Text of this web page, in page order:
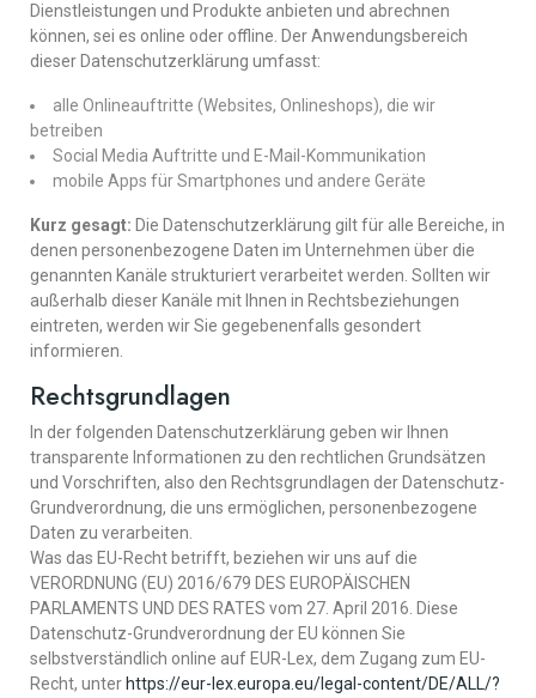
Dienstleistungen und Produkte anbieten und abrechnen
können, sei es online oder offline. Der Anwendungsbereich
dieser Datenschutzerklärung umfasst:
alle Onlineauftritte (Websites, Onlineshops), die wir
betreiben
Social Media Auftritte und E-Mail-Kommunikation
mobile Apps für Smartphones und andere Geräte
Kurz gesagt: Die Datenschutzerklärung gilt für alle Bereiche, in
denen personenbezogene Daten im Unternehmen über die
genannten Kanäle strukturiert verarbeitet werden. Sollten wir
außerhalb dieser Kanäle mit Ihnen in Rechtsbeziehungen
eintreten, werden wir Sie gegebenenfalls gesondert
informieren.
Rechtsgrundlagen
In der folgenden Datenschutzerklärung geben wir Ihnen
transparente Informationen zu den rechtlichen Grundsätzen
und Vorschriften, also den Rechtsgrundlagen der Datenschutz-
Grundverordnung, die uns ermöglichen, personenbezogene
Daten zu verarbeiten.
Was das EU-Recht betrifft, beziehen wir uns auf die
VERORDNUNG (EU) 2016/679 DES EUROPÄISCHEN
PARLAMENTS UND DES RATES vom 27. April 2016. Diese
Datenschutz-Grundverordnung der EU können Sie
selbstverständlich online auf EUR-Lex, dem Zugang zum EU-
Recht, unter https://eur-lex.europa.eu/legal-content/DE/ALL/?